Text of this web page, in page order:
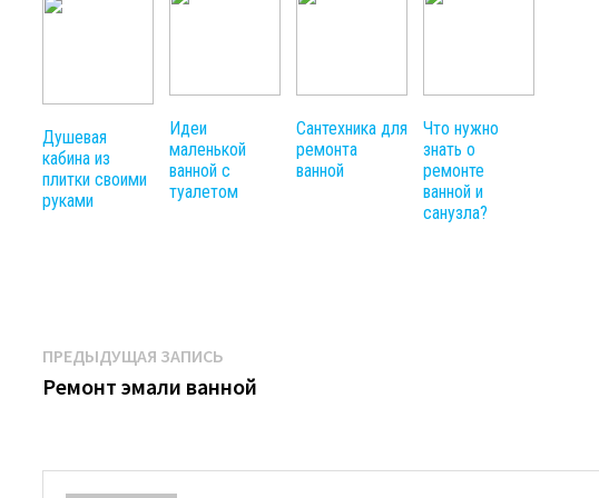
Душевая
кабина из
плитки своими
руками
Идеи
маленькой
ванной с
туалетом
Сантехника для
ремонта
ванной
Что нужно
знать о
ремонте
ванной и
санузла?
Навигация
по
ПРЕДЫДУЩАЯ ЗАПИСЬ
запись:
Ремонт эмали ванной